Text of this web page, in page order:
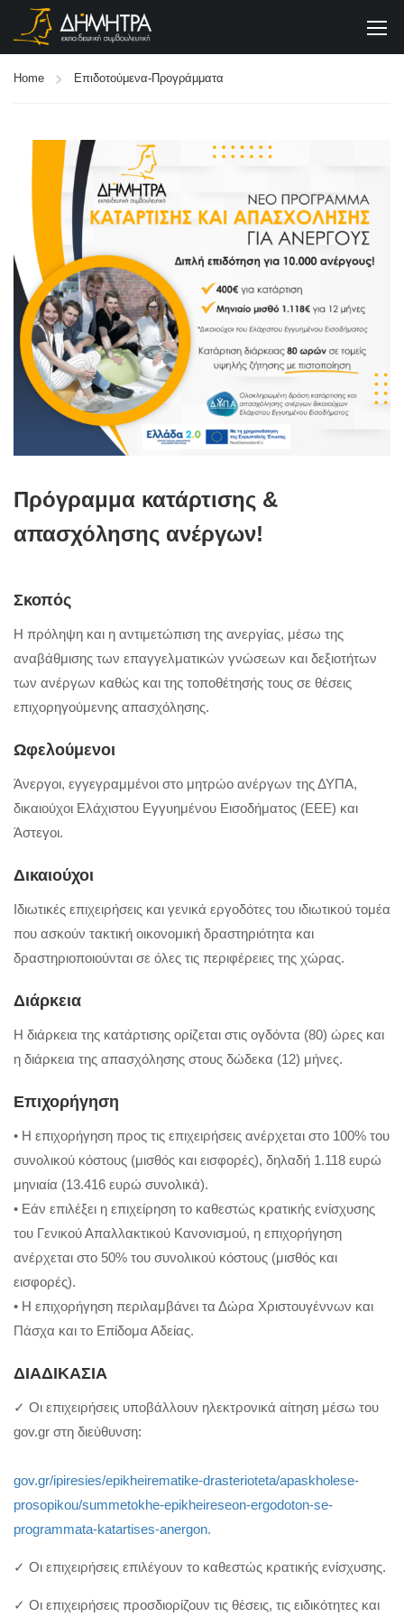
Home Επιδοτούμενα-Προγράμματα
Πρόγραμμα κατάρτισης &
απασχόλησης ανέργων!
Σκοπός
Η πρόληψη και η αντιμετώπιση της ανεργίας, μέσω της
αναβάθμισης των επαγγελματικών γνώσεων και δεξιοτήτων
των ανέργων καθώς και της τοποθέτησής τους σε θέσεις
επιχορηγούμενης απασχόλησης.
Ωφελούμενοι
Άνεργοι, εγγεγραμμένοι στο μητρώο ανέργων της ΔΥΠΑ,
δικαιούχοι Ελάχιστου Εγγυημένου Εισοδήματος (ΕΕΕ) και
Άστεγοι.
Δικαιούχοι
Ιδιωτικές επιχειρήσεις και γενικά εργοδότες του ιδιωτικού τομέα
που ασκούν τακτική οικονομική δραστηριότητα και
δραστηριοποιούνται σε όλες τις περιφέρειες της χώρας.
Διάρκεια
Η διάρκεια της κατάρτισης ορίζεται στις ογδόντα (80) ώρες και
η διάρκεια της απασχόλησης στους δώδεκα (12) μήνες.
Επιχορήγηση
• Η επιχορήγηση προς τις επιχειρήσεις ανέρχεται στο 100% του
συνολικού κόστους (μισθός και εισφορές), δηλαδή 1.118 ευρώ
μηνιαία (13.416 ευρώ συνολικά).
• Εάν επιλέξει η επιχείρηση το καθεστώς κρατικής ενίσχυσης
του Γενικού Απαλλακτικού Κανονισμού, η επιχορήγηση
ανέρχεται στο 50% του συνολικού κόστους (μισθός και
εισφορές).
• Η επιχορήγηση περιλαμβάνει τα Δώρα Χριστουγέννων και
Πάσχα και το Επίδομα Αδείας.
ΔΙΑΔΙΚΑΣΙΑ
✓ Οι επιχειρήσεις υποβάλλουν ηλεκτρονικά αίτηση μέσω του
gov.gr στη διεύθυνση:
gov.gr/ipiresies/epikheirematike-drasterioteta/apaskholese-
prosopikou/summetokhe-epikheireseon-ergodoton-se-
programmata-katartises-anergon.
✓ Οι επιχειρήσεις επιλέγουν το καθεστώς κρατικής ενίσχυσης.
✓ Οι επιχειρήσεις προσδιορίζουν τις θέσεις, τις ειδικότητες και